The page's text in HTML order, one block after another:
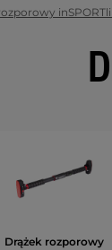
Drążek rozporowy